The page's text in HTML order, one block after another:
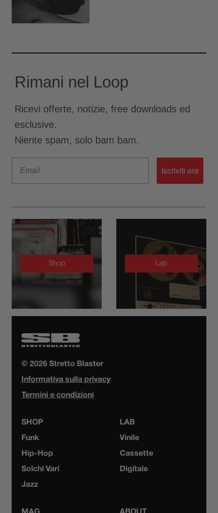
Rimani nel Loop
Ricevi offerte, notizie, free downloads ed
esclusive.
Niente spam, solo bam bam.
Email
Iscriviti ora
Shop Lab
© 2026 Stretto Blaster
Informativa sulla privacy
Termini e condizioni
SHOP
Funk
Hip-Hop
Solchi Vari
Jazz
LAB
Vinile
Cassette
Digitale